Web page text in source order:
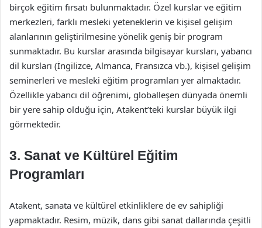
birçok eğitim fırsatı bulunmaktadır. Özel kurslar ve eğitim
merkezleri, farklı mesleki yeteneklerin ve kişisel gelişim
alanlarının geliştirilmesine yönelik geniş bir program
sunmaktadır. Bu kurslar arasında bilgisayar kursları, yabancı
dil kursları (İngilizce, Almanca, Fransızca vb.), kişisel gelişim
seminerleri ve mesleki eğitim programları yer almaktadır.
Özellikle yabancı dil öğrenimi, globalleşen dünyada önemli
bir yere sahip olduğu için, Atakent’teki kurslar büyük ilgi
görmektedir.
3. Sanat ve Kültürel Eğitim
Programları
Atakent, sanata ve kültürel etkinliklere de ev sahipliği
yapmaktadır. Resim, müzik, dans gibi sanat dallarında çeşitli